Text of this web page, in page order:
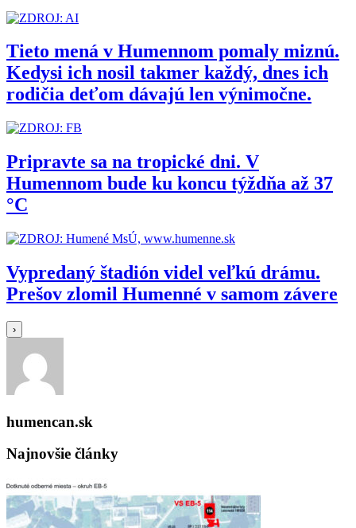
Tieto mená v Humennom pomaly miznú.
Kedysi ich nosil takmer každý, dnes ich
rodičia deťom dávajú len výnimočne.
Pripravte sa na tropické dni. V
Humennom bude ku koncu týždňa až 37
°C
Vypredaný štadión videl veľkú drámu.
Prešov zlomil Humenné v samom závere
›
humencan.sk
Najnovšie články